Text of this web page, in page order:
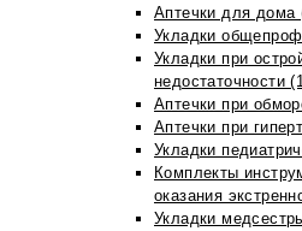
Аптечки для дома
Укладки
Укладки при
недостаточности
Аптечки при
Аптечки при
Укладки
Комплекты
оказания
Укладки